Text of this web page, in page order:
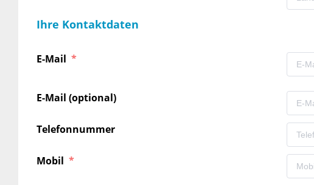
Ihre Kontaktdaten
E-Mail
E-Mail (optional)
Telefonnummer
Mobil